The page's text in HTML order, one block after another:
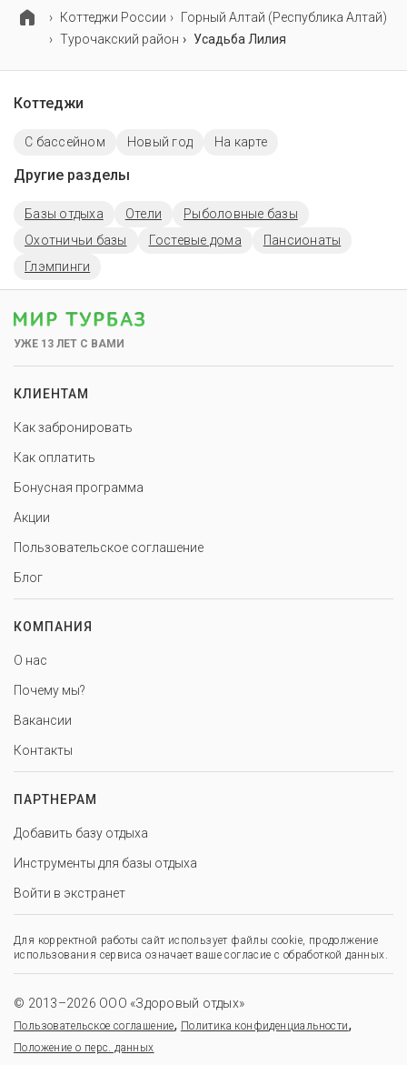
отдельно.
Коттеджи России
Горный Алтай (Республика Алтай)
Турочакский район
Усадьба Лилия
Коттеджи
С бассейном Новый год На карте
Другие разделы
Базы отдыха Отели
Рыболовные базы
Охотничьи базы
Гостевые дома
Пансионаты
Глэмпинги
УЖЕ 13 ЛЕТ С ВАМИ
КЛИЕНТАМ
Как забронировать
Как оплатить
Бонусная программа
Акции
Пользовательское соглашение
Блог
КОМПАНИЯ
О нас
Почему мы?
Вакансии
Контакты
ПАРТНЕРАМ
Добавить базу отдыха
Инструменты для базы отдыха
Войти в экстранет
Для корректной работы сайт использует файлы cookie, продолжение
использования сервиса означает ваше согласие с обработкой данных.
© 2013–2026 ООО «Здоровый отдых»
Пользовательское соглашение, Политика конфиденциальности,
Положение о перс. данных